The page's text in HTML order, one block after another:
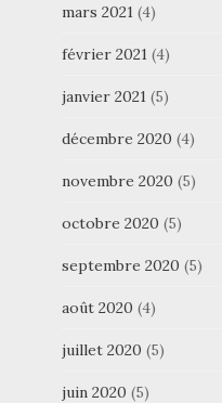
mars 2021(4)
février 2021(4)
janvier 2021(5)
décembre 2020 (4)
novembre 2020 (5)
octobre 2020 (5)
septembre 2020 (5)
août 2020 (4)
juillet 2020 (5)
juin 2020 (5)